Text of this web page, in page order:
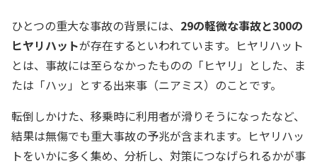
ひとつの重大な事故の背景には、 29の軽微な事故と300の
ヒヤリハットが存在するといわれています。ヒヤリハット
とは、事故には至らなかったものの「ヒヤリ」とした、ま
たは「ハッ」とする出来事（ニアミス）のことです。
転倒しかけた、移乗時に利用者が滑りそうになったなど、
結果は無傷でも重大事故の予兆が含まれます。ヒヤリハッ
トをいかに多く集め、分析し、対策につなげられるかが事